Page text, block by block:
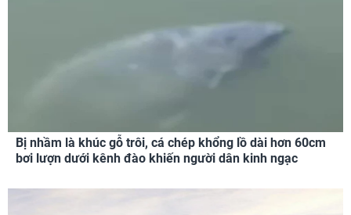
Bị nhầm là khúc gỗ trôi, cá chép khổng lồ dài hơn 60cm
bơi lượn dưới kênh đào khiến người dân kinh ngạc